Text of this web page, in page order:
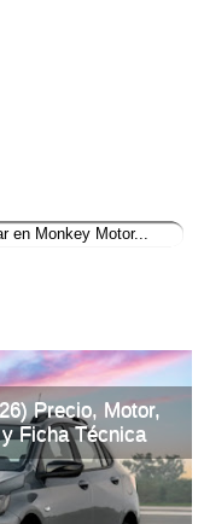
Precio, Motor,
Ficha Técnica